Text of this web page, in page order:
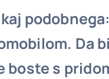
Da
boste s